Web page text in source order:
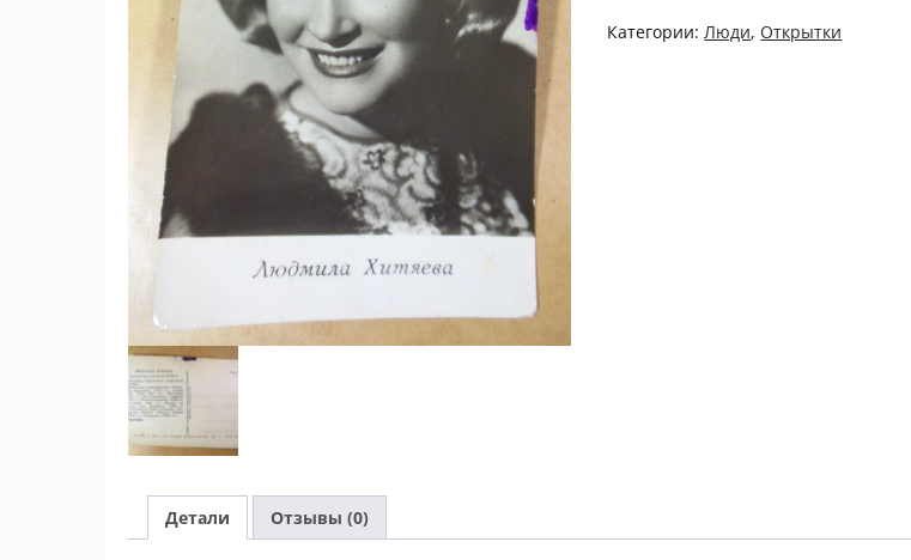
1967.
Людмила
Категории:Люди, Открытки
Детали Отзывы (0)